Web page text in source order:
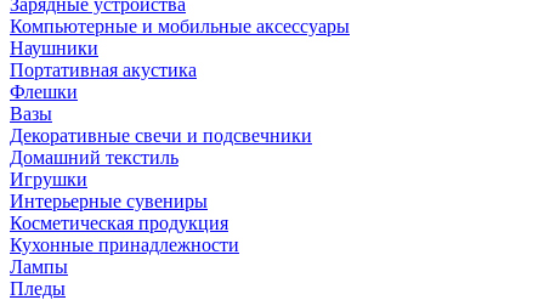
Зарядные устройства
Компьютерные и мобильные аксессуары
Наушники
Портативная акустика
Флешки
Вазы
Декоративные свечи и подсвечники
Домашний текстиль
Игрушки
Интерьерные сувениры
Косметическая продукция
Кухонные принадлежности
Лампы
Пледы